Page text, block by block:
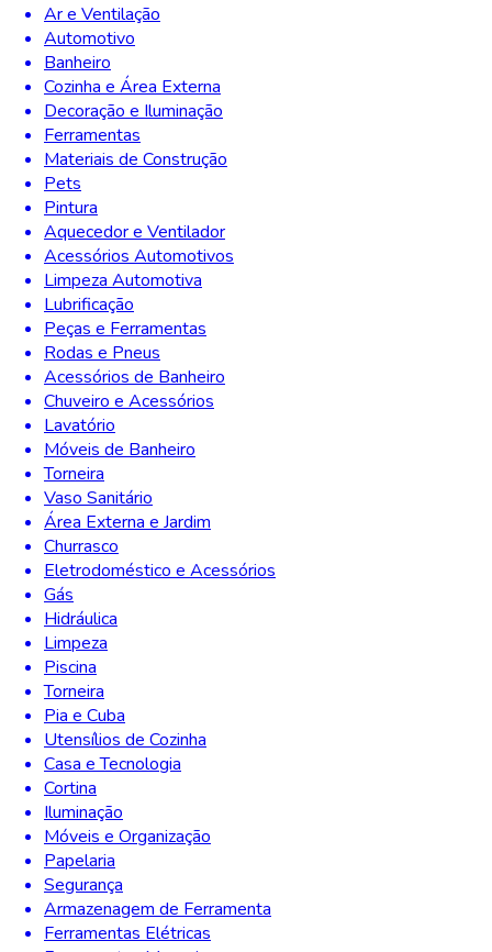
Ar e Ventilação
Automotivo
Banheiro
Cozinha e Área Externa
Decoração e Iluminação
Ferramentas
Materiais de Construção
Pets
Pintura
Aquecedor e Ventilador
Acessórios Automotivos
Limpeza Automotiva
Lubrificação
Peças e Ferramentas
Rodas e Pneus
Acessórios de Banheiro
Chuveiro e Acessórios
Lavatório
Móveis de Banheiro
Torneira
Vaso Sanitário
Área Externa e Jardim
Churrasco
Eletrodoméstico e Acessórios
Gás
Hidráulica
Limpeza
Piscina
Torneira
Pia e Cuba
Utensílios de Cozinha
Casa e Tecnologia
Cortina
Iluminação
Móveis e Organização
Papelaria
Segurança
Armazenagem de Ferramenta
Ferramentas Elétricas